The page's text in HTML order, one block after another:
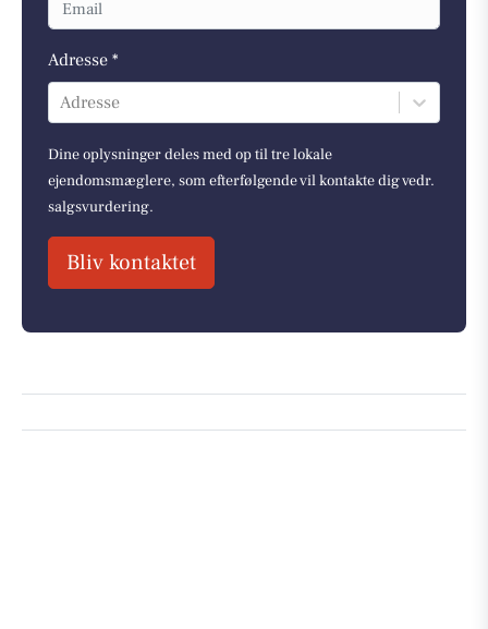
Adresse *
Adresse
Dine oplysninger deles med op til tre lokale
ejendomsmæglere, som efterfølgende vil kontakte dig vedr.
salgsvurdering.
Bliv kontaktet